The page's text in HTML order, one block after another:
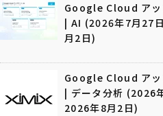
Google Cloud アッ
| AI (2026年7月27
月2日)
Google Cloud アッ
| データ分析 (2026
2026年8月2日)